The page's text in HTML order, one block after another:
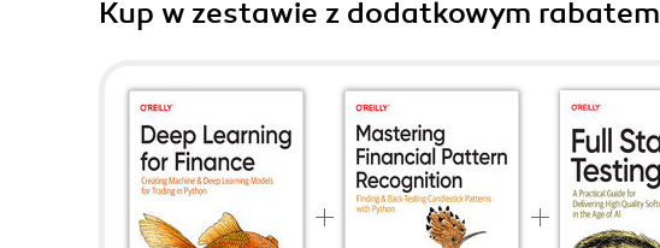
Kup w zestawie z dodatkowym rabatem